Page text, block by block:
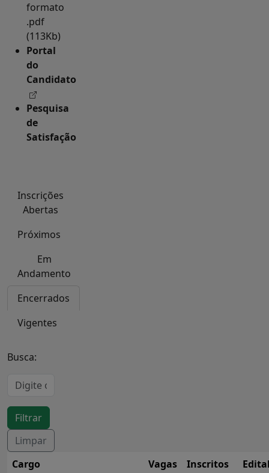
formato
.pdf
(113Kb)
Portal
do
Candidato
Pesquisa
de
Satisfação
Inscrições
Abertas
Próximos
Em
Andamento
Encerrados
Vigentes
Busca:
Cargo Vagas Inscritos